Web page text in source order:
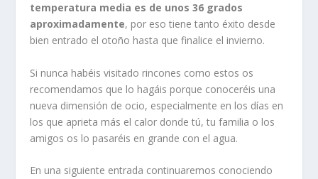
temperatura media es de unos 36 grados
aproximadamente, por eso tiene tanto éxito desde
bien entrado el otoño hasta que finalice el invierno.
Si nunca habéis visitado rincones como estos os
recomendamos que lo hagáis porque conoceréis una
nueva dimensión de ocio, especialmente en los días en
los que aprieta más el calor donde tú, tu familia o los
amigos os lo pasaréis en grande con el agua.
En una siguiente entrada continuaremos conociendo